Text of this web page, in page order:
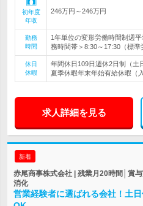
初年度
年収
246万円～246万円
勤務
時間
1年単位の変形労働時間制週
務時間帯＞8:30～17:30（標準
休日
休暇
年間休日109日週休2日制（
夏季休暇年末年始有給休暇（
求人詳細を見る
新着
赤尾商事株式会社 | 残業月20時間│賞
消化
営業経験者に選ばれる会社！土